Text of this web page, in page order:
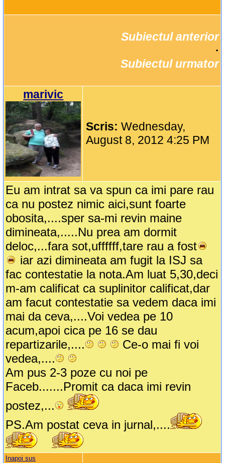
Subiectul anterior
Subiectul urmator
marivic
Scris:Wednesday,
August 8, 2012 4:25 PM
Eu am intrat sa va spun ca imi pare rau
ca nu postez nimic aici,sunt foarte
obosita,....sper sa-mi revin maine
dimineata,.....Nu prea am dormit
deloc,...fara sot,uffffff,tare rau a fost
iar azi dimineata am fugit la ISJ sa
fac contestatie la nota.Am luat 5,30,deci
m-am calificat ca suplinitor calificat,dar
am facut contestatie sa vedem daca imi
mai da ceva,....Voi vedea pe 10
acum,apoi cica pe 16 se dau
repartizarile,....
Ce-o mai fi voi
vedea,....
Am pus 2-3 poze cu noi pe
Faceb.......Promit ca daca imi revin
postez,...
PS.Am postat ceva in jurnal,....
Inapoi sus